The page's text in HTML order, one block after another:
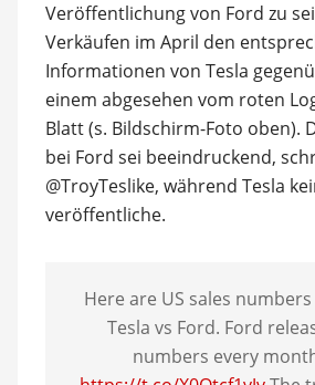
Veröffentlichung von Ford zu
Verkäufen im April den
Informationen von Tesla
einem abgesehen vom roten
Blatt (s. Bildschirm-Foto oben).
bei Ford sei beeindruckend,
@TroyTeslike, während Tesla
veröffentliche.
Here are US sales
Tesla vs Ford. Ford
numbers every